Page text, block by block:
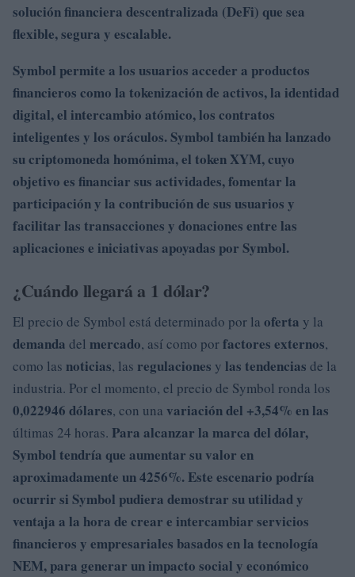
soluciónfinanciera descentralizada (DeFi) que sea
flexible,segura y escalable.
Symbol permite a los usuarios acceder a productos
financieros como la tokenizaciónde activos, la identidad
digital, el intercambio atómico, los contratos
inteligentes y los oráculos.Symbol también ha lanzado
sucriptomoneda homónima, el token XYM, cuyo
objetivo es financiar sus actividades,fomentar la
participacióny la contribuciónde sus usuarios y
facilitar las transacciones y donaciones entre las
aplicaciones e iniciativas apoyadas por Symbol.
¿Cuándo llegará a 1 dólar?
El precio de Symbol está determinado por la oferta y la
demanda del mercado, así como porfactores externos,
como las noticias, las regulaciones y las tendencias de la
industria. Por el momento, el precio de Symbol ronda los
0,022946 dólares, con una variación del +3,54% enlas
últimas 24 horas. Para alcanzar la marca del dólar,
Symbol tendría que aumentar su valor en
aproximadamente un 4256%. Este escenario podría
ocurrir si Symbol pudiera demostrar suutilidady
ventaja a la hora de crear e intercambiar servicios
financieros y empresariales basados en la tecnología
NEM, para generar unimpacto social y económico